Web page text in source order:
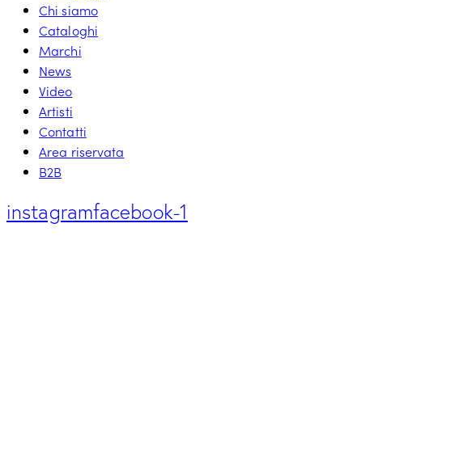
Chi siamo
Cataloghi
Marchi
News
Video
Artisti
Contatti
Area riservata
B2B
instagramfacebook-1